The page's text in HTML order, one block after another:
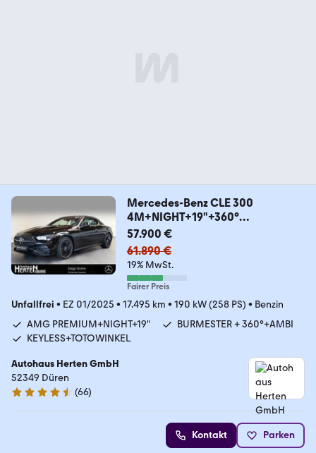
Mercedes-Benz CLE 300
4M+NIGHT+19"+360°
+KEYLESS+DIGITAL+MEMORY
57.900 €
61.890 €
19% MwSt.
Fairer Preis
Unfallfrei • EZ 01/2025 • 17.495 km • 190 kW (258 PS) • Benzin
AMG PREMIUM+NIGHT+19"
BURMESTER + 360°+AMBI
KEYLESS+TOTOWINKEL
Autohaus Herten GmbH
52349 Düren
4.7 Sterne
(66)
Kontakt Parken